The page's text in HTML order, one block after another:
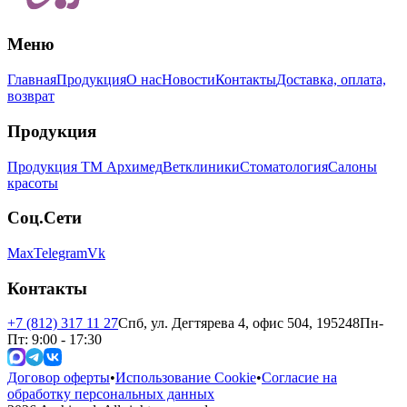
Меню
ГлавнаяПродукцияО насНовостиКонтактыДоставка, оплата,
возврат
Продукция
Продукция ТМ АрхимедВетклиникиСтоматологияСалоны
красоты
Соц.Сети
MaxTelegramVk
Контакты
+7 (812) 317 11 27Спб, ул. Дегтярева 4, офис 504, 195248Пн-
Пт: 9:00 - 17:30
Договор оферты•Использование Cookie•Согласие на
обработку персональных данных